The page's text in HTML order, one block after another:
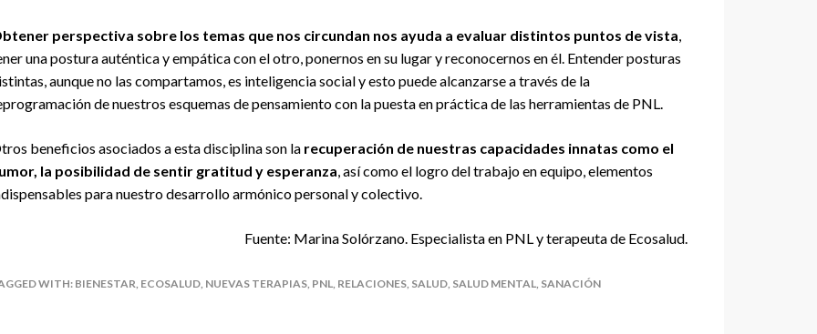
perspectiva sobre los temas que nos circundan nos ayuda a evaluar distintos puntos de vista,
una postura auténtica y empática con el otro, ponernos en su lugar y reconocernos en él. Entender posturas
aunque no las compartamos, es inteligencia social y esto puede alcanzarse a través de la
de nuestros esquemas de pensamiento con la puesta en práctica de las herramientas de PNL.
beneficios asociados a esta disciplina son la recuperación de nuestras capacidades innatas como el
la posibilidad de sentir gratitud y esperanza, así como el logro del trabajo en equipo, elementos
para nuestro desarrollo armónico personal y colectivo.
Fuente: Marina Solórzano. Especialista en PNL y terapeuta de Ecosalud.
WITH: BIENESTAR ECOSALUD NUEVAS TERAPIAS PNL RELACIONES SALUD SALUD MENTAL SANACIÓN